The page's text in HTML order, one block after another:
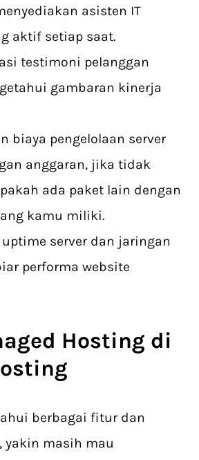
asisten IT
aktif setiap saat.
testimoni pelanggan
gambaran kinerja
biaya pengelolaan server
anggaran, jika tidak
ada paket lain dengan
kamu miliki.
server dan jaringan
performa website
Hosting di
berbagai fitur dan
yakin masih mau